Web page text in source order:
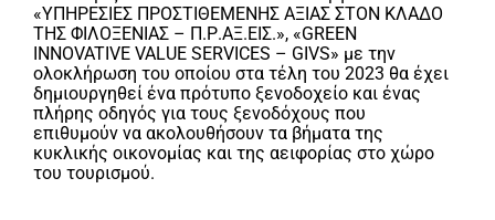
«ΥΠΗΡΕΣΙΕΣ ΠΡΟΣΤΙΘΕΜΕΝΗΣ ΑΞΙΑΣ ΣΤΟΝ ΚΛΑΔΟ
ΤΗΣ ΦΙΛΟΞΕΝΙΑΣ – Π.Ρ.ΑΞ.ΕΙΣ.», «GREEN
INNOVATIVE VALUE SERVICES – GIVS» με την
ολοκλήρωση του οποίου στα τέλη του 2023 θα έχει
δημιουργηθεί ένα πρότυπο ξενοδοχείο και ένας
πλήρης οδηγός για τους ξενοδόχους που
επιθυμούν να ακολουθήσουν τα βήματα της
κυκλικής οικονομίας και της αειφορίας στο χώρο
του τουρισμού.